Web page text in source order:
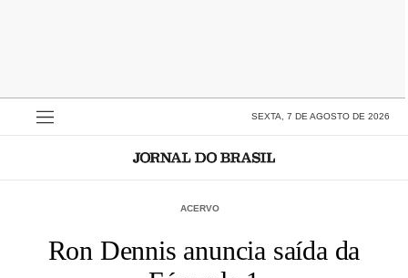
SEXTA, 7 DE AGOSTO DE 2026
ACERVO
Ron Dennis anuncia saída da